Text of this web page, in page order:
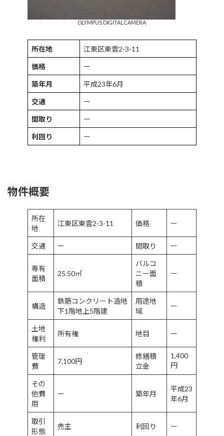
OLYMPUS DIGITAL CAMERA
所在地 江東区東雲2-3-11
価格 ー
築年月 平成23年6月
交通 ー
間取り ー
利回り ー
物件概要
所在
地
江東区東雲2-3-11 価格 ー
交通 ー 間取り ー
専有
面積
25.50㎡
バルコ
ニー面
積
ー
構造
鉄筋コンクリート造地
下1階地上5階建
用途地
域
ー
土地
権利
所有権 地目 ー
管理
費
7,100円
修繕積
立金
1,400
円
その
他費
用
ー 築年月
平成23
年6月
取引
形態
売主 利回り ー